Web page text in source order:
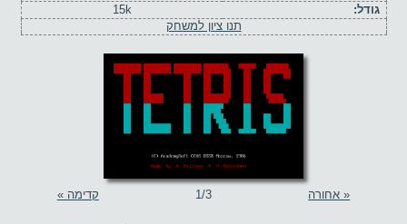
גודל:
15k
תנו ציון למשחק
1/3 קדימה » « אחורה